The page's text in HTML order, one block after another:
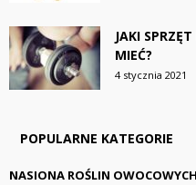
JAKI
MIEĆ?
4 stycznia 2021
POPULARNE KATEGORIE
NASIONA ROŚLIN OWOCOWYCH